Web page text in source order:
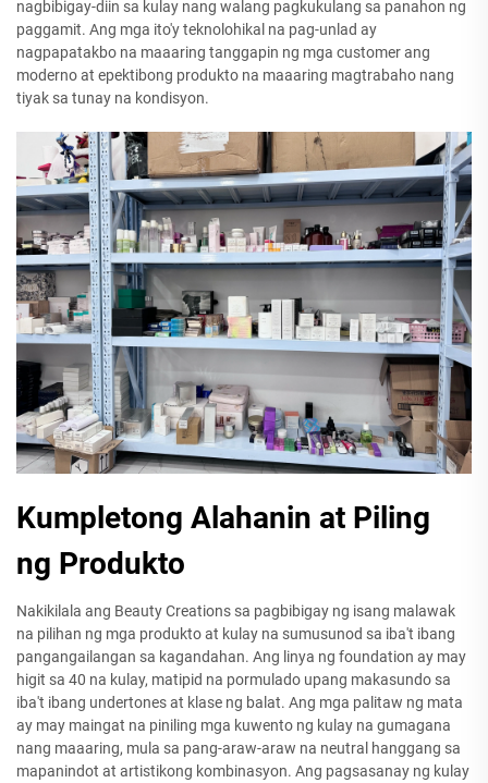
nagbibigay-diin sa kulay nang walang pagkukulang sa panahon ng
paggamit. Ang mga ito'y teknolohikal na pag-unlad ay
nagpapatakbo na maaaring tanggapin ng mga customer ang
moderno at epektibong produkto na maaaring magtrabaho nang
tiyak sa tunay na kondisyon.
Kumpletong Alahanin at Piling
ng Produkto
Nakikilala ang Beauty Creations sa pagbibigay ng isang malawak
na pilihan ng mga produkto at kulay na sumusunod sa iba't ibang
pangangailangan sa kagandahan. Ang linya ng foundation ay may
higit sa 40 na kulay, matipid na pormulado upang makasundo sa
iba't ibang undertones at klase ng balat. Ang mga palitaw ng mata
ay may maingat na piniling mga kuwento ng kulay na gumagana
nang maaaring, mula sa pang-araw-araw na neutral hanggang sa
mapanindot at artistikong kombinasyon. Ang pagsasanay ng kulay